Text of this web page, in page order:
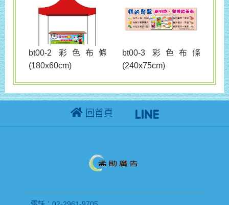
bt00-2 彩色布條
(180x60cm)
bt00-3 彩色布條
(240x75cm)
回首頁